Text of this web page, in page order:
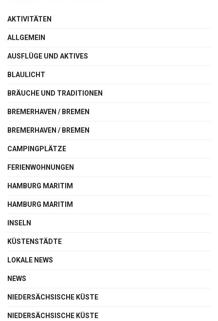
AKTIVITÄTEN
ALLGEMEIN
AUSFLÜGE UND AKTIVES
BLAULICHT
BRÄUCHE UND TRADITIONEN
BREMERHAVEN / BREMEN
BREMERHAVEN / BREMEN
CAMPINGPLÄTZE
FERIENWOHNUNGEN
HAMBURG MARITIM
HAMBURG MARITIM
INSELN
KÜSTENSTÄDTE
LOKALE NEWS
NEWS
NIEDERSÄCHSISCHE KÜSTE
NIEDERSÄCHSISCHE KÜSTE